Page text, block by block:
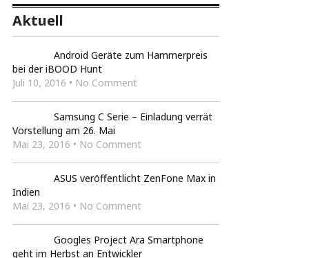
Aktuell
Android Geräte zum Hammerpreis
bei der iBOOD Hunt
Juli 10, 2016 • No Comment
Samsung C Serie – Einladung verrät
Vorstellung am 26. Mai
Mai 23, 2016 • No Comment
ASUS veröffentlicht ZenFone Max in
Indien
Mai 23, 2016 • No Comment
Googles Project Ara Smartphone
geht im Herbst an Entwickler